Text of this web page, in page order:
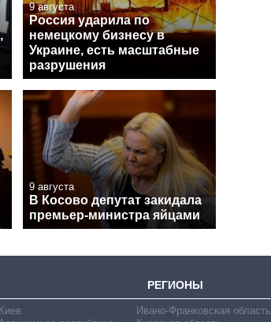
9 августа
Россия ударила по
немецкому бизнесу в
Украине, есть масштабные
разрушения
9 августа
В Косово депутат закидала
премьер-министра яйцами
РЕГИОНЫ
Киев
Ивано-Франковская область